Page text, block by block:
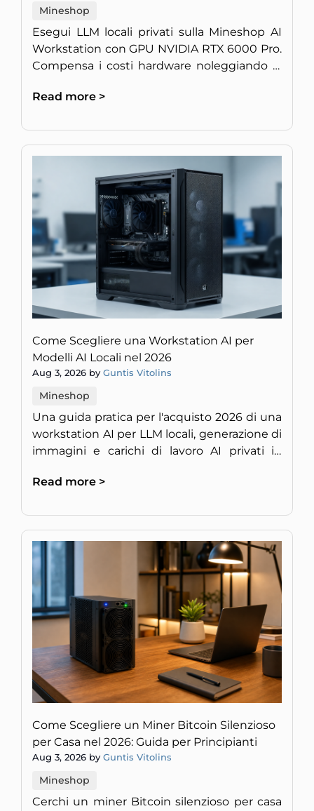
Mineshop
Esegui LLM locali privati sulla Mineshop AI
Workstation con GPU NVIDIA RTX 6000 Pro.
Compensa i costi hardware noleggiando la
Read more >
Come Scegliere una Workstation AI per
Modelli AI Locali nel 2026
Aug 3, 2026 by Guntis Vitolins
Mineshop
Una guida pratica per l'acquisto 2026 di una
workstation AI per LLM locali, generazione di
immagini e carichi di lavoro AI privati in
Read more >
Come Scegliere un Miner Bitcoin Silenzioso
per Casa nel 2026: Guida per Principianti
Aug 3, 2026 by Guntis Vitolins
Mineshop
Cerchi un miner Bitcoin silenzioso per casa